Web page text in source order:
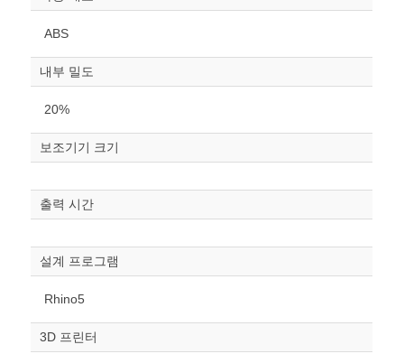
조정“ 버튼을 눌러주세요.
mm
폭
ABS
내부 밀도
20%
보조기기 크기
출력 시간
설계 프로그램
Rhino5
3D 프린터